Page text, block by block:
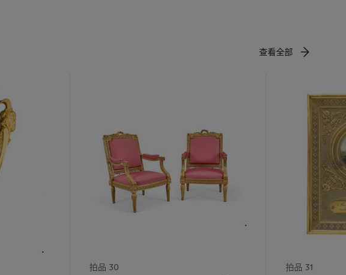
sculpteur, dessinateur et
de Sèvres, notamment
caractéristiques,
rares : parmi les
XV et un vase de fleurs
à son père Auguste III, roi
1964, p. 169).
élégance et son style,
Elle avait également
son premier mari, le
d'art modernes et
et Rodin. Avec son
célèbre designer Henri
différents étaient
查看全部
拍品 30 拍品 31